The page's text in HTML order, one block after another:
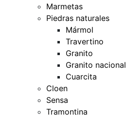
Marmetas
Piedras naturales
Mármol
Travertino
Granito
Granito nacional
Cuarcita
Cloen
Sensa
Tramontina